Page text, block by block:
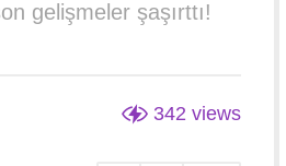
gelişmeler şaşırttı!
342 views